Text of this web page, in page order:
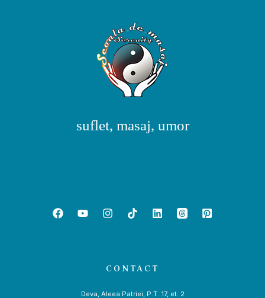
suflet, masaj, umor
CONTACT
Deva, Aleea Patriei, P.T. 17, et. 2